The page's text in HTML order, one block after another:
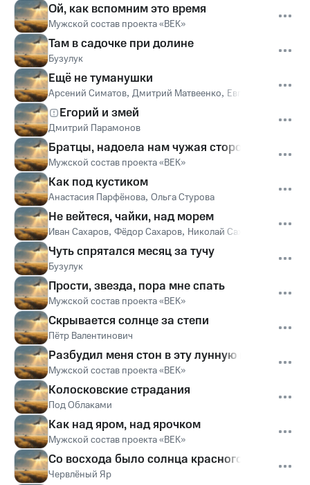
Ой, как вспомним это время
Мужской состав проекта «ВЕК»
Там в садочке при долине
Бузулук
Ещё не туманушки
Арсений Симатов, Дмитрий Матвеенко, Евгений
Егорий и змей
Дмитрий Парамонов
Братцы, надоела нам чужая сторона
Мужской состав проекта «ВЕК»
Как под кустиком
Анастасия Парфёнова, Ольга Стурова
Не вейтеся, чайки, над морем
Иван Сахаров, Фёдор Сахаров, Николай Сахаров
Чуть спрятался месяц за тучу
Бузулук
Прости, звезда, пора мне спать
Мужской состав проекта «ВЕК»
Скрывается солнце за степи
Пётр Валентинович
Разбудил меня стон в эту лунную ночь
Мужской состав проекта «ВЕК»
Колосковские страдания
Под Облаками
Как над яром, над ярочком
Мужской состав проекта «ВЕК»
Со восхода было солнца красного
Червлёный Яр